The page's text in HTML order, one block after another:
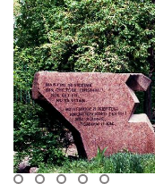
come
Esplora i migliori
Ways Travel